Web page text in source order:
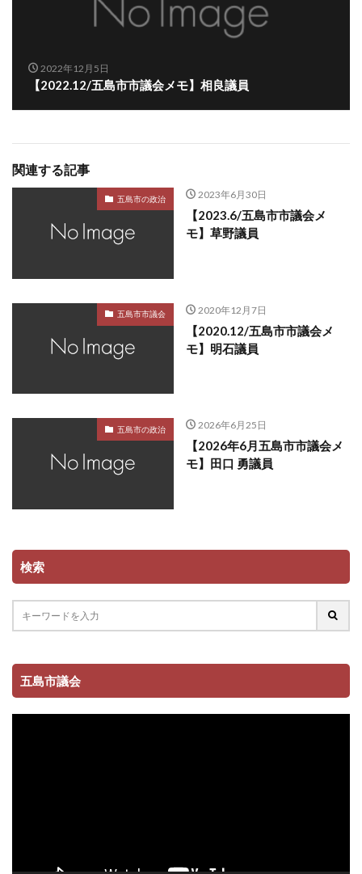
2022年12月5日
【2022.12/五島市市議会メモ】相良議員
関連する記事
五島市の政治 2023年6月30日
【2023.6/五島市市議会メ
モ】草野議員
五島市市議会 2020年12月7日
【2020.12/五島市市議会メ
モ】明石議員
五島市の政治 2026年6月25日
【2026年6月五島市市議会メ
モ】田口 勇議員
検索
五島市議会
動